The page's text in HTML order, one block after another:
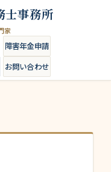
士事務所
家
障害年金申請
お問い合わせ